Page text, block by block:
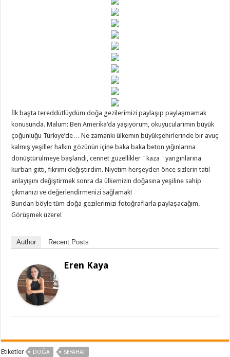
İlk başta tereddütlüydüm doğa gezilerimizi paylaşıp paylaşmamak
konusunda. Malum: Ben Amerika’da yaşıyorum, okuyucularımın büyük
çoğunluğu Türkiye’de… Ne zamanki ülkemin büyükşehirlerinde bir avuç
kalmış yeşiller halkın gözünün içine baka baka beton yığınlarına
dönüştürülmeye başlandı, cennet güzellikler ¨kaza¨ yangınlarına
kurban gitti, fikrimi değiştirdim. Niyetim herşeyden önce sizlerin tatil
anlayışını değiştirmek sonra da ülkemizin doğasına yeşiline sahip
çıkmanızı ve değerlendirmenizi sağlamak!
Bundan böyle tüm doğa gezilerimizi fotoğraflarla paylaşacağım.
Görüşmek üzere!
Author Recent Posts
Eren Kaya
Etiketler DOĞA SEYAHAT